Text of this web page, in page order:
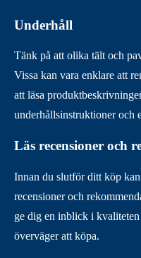
Underhåll
Tänk på att olika tält och
Vissa kan vara enklare att
att läsa
underhållsinstruktioner och
Läs recensioner och
Innan du slutför ditt köp
recensioner och
ge dig en inblick i
överväger att köpa.